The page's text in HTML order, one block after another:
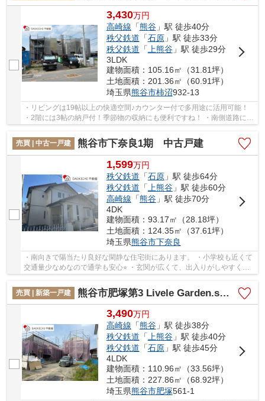
3,430万円
高崎線 「熊谷」駅 徒歩40分
秩父鉄道 「石原」駅 徒歩33分
秩父鉄道 「 上熊谷」駅 徒歩29分
3LDK
建物面積：105.16㎡（31.81坪）
土地面積：201.36㎡（60.91坪）
埼玉県熊谷市柿沼932-13
・リビングは19帖以上の快適空間♪カウンター付で多用途に活用可能！
・2階には3帖の納戸付！季節物の収納にも便利ですね！ ・南側道路に面
し、日当たり良好！並列2台駐車可能♪ 「今か...
売買 | 中古一戸建
熊谷市下奈良1期 中古戸建
1,599万円
秩父鉄道 「石原」駅 徒歩64分
秩父鉄道 「 上熊谷」駅 徒歩60分
高崎線 「熊谷」駅 徒歩70分
4DK
建物面積：93.17㎡（28.18坪）
土地面積：124.35㎡（37.61坪）
埼玉県熊谷市下奈良
・南向きで陽当たり良好な閑静な住宅街にあります。 ・小学校も近くて
交通量少なめなので通学も安心⭐︎ ・玄関が広くて、出入りがしやすく、
ベビーカーなども置いておける♪ いつでもお...
売買 | 新築一戸建
熊谷市肥塚第3 Livele Garden.s 新築戸建 全3棟 3号棟
3,490万円
高崎線 「熊谷」駅 徒歩38分
秩父鉄道 「上熊谷」駅 徒歩40分
秩父鉄道 「石原」駅 徒歩45分
4LDK
建物面積：110.96㎡（33.56坪）
土地面積：227.86㎡（68.92坪）
埼玉県熊谷市肥塚561-1